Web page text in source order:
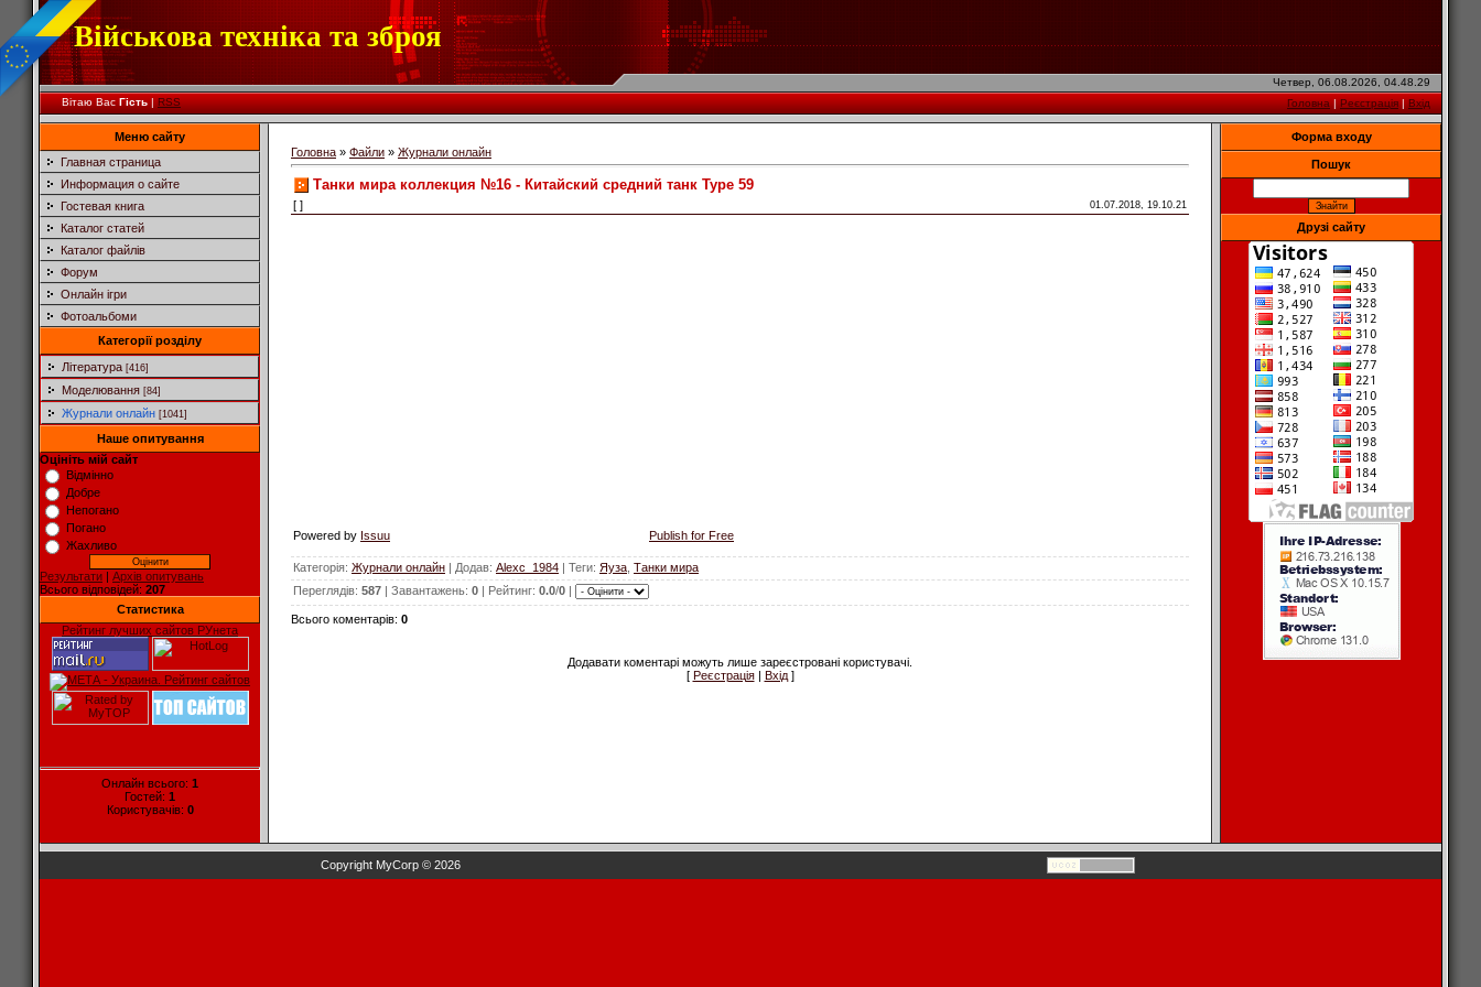
Військова техніка та зброя
Четвер, 06.08.2026, 04.48.29
Вітаю Вас Гість|RSS Головна|Реєстрація|Вхід
Меню сайту
Главная страница
Информация о сайте
Гостевая книга
Каталог статей
Каталог файлів
Форум
Онлайн ігри
Фотоальбоми
Категорії розділу
Література [416]
Моделювання [84]
Журнали онлайн [1041]
Наше опитування
Оцініть мій сайт
Відмінно
Добре
Непогано
Погано
Жахливо
Результати | Архів опитувань
Всього відповідей: 207
Статистика
Рейтинг лучших сайтов РУнета
Онлайн всього: 1
Гостей: 1
Користувачів: 0
Головна » Файли » Журнали онлайн
Танки мира коллекция №16 - Китайский средний танк Type 59
[ ] 01.07.2018, 19.10.21
Powered by Issuu Publish for Free
Категорія: Журнали онлайн | Додав: Alexc_1984 | Теги: Яуза Танки мира
Переглядів: 587 | Завантажень: 0 | Рейтинг: 0.0/0 |
Всього коментарів: 0
Додавати коментарі можуть лише зареєстровані користувачі.
[ Реєстрація| Вхід]
Форма входу
Пошук
Друзі сайту
Copyright MyCorp © 2026